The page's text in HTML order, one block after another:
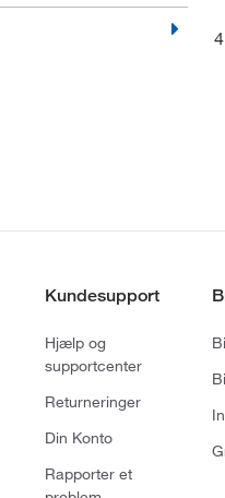
4
Kundesupport
Hjælp og
supportcenter
Returneringer
Din Konto
Rapporter et